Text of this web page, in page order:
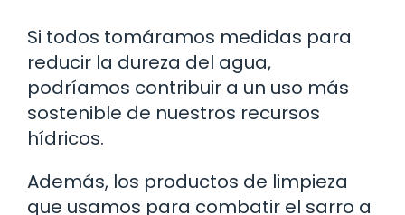
Si todos tomáramos medidas para
reducir la dureza del agua,
podríamos contribuir a un uso más
sostenible de nuestros recursos
hídricos.
Además, los productos de limpieza
que usamos para combatir el sarro a